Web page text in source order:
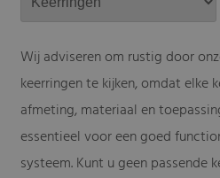
Wij adviseren om rustig door
keerringen te kijken, omdat elke
afmeting, materiaal en
essentieel voor een goed
systeem. Kunt u geen passende